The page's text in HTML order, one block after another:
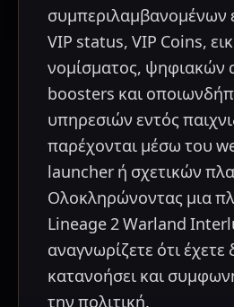
συμπεριλαμβανομένων
VIP status, VIP Coins,
νομίσματος, ψηφιακών
boosters και
υπηρεσιών εντός
παρέχονται μέσω του
launcher ή σχετικών
Ολοκληρώνοντας μια
Lineage 2 Warland
αναγνωρίζετε ότι έχετε
κατανοήσει και
την πολιτική.